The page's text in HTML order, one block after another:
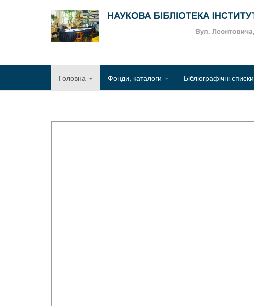
Головна Фонди, каталоги Бібліографічні списки